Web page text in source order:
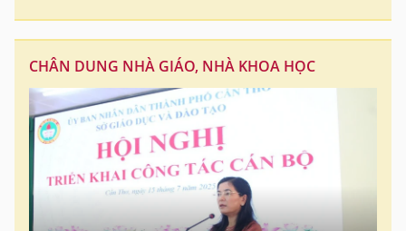
CHÂN DUNG NHÀ GIÁO, NHÀ KHOA HỌC